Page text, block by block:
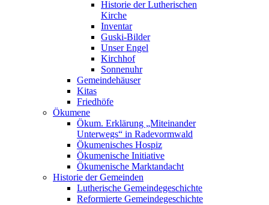
Historie der Lutherischen
Kirche
Inventar
Guski-Bilder
Unser Engel
Kirchhof
Sonnenuhr
Gemeindehäuser
Kitas
Friedhöfe
Ökumene
Ökum. Erklärung „Miteinander
Unterwegs“ in Radevormwald
Ökumenisches Hospiz
Ökumenische Initiative
Ökumenische Marktandacht
Historie der Gemeinden
Lutherische Gemeindegeschichte
Reformierte Gemeindegeschichte